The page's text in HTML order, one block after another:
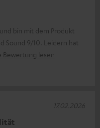
bin mit dem Produkt
Sound 9/10. Leidern hat
Bewertung lesen
17.02.2026